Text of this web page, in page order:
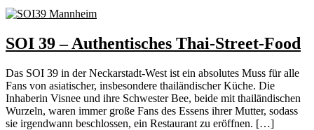
SOI 39 – Authentisches Thai-Street-Food
Das SOI 39 in der Neckarstadt-West ist ein absolutes Muss für alle
Fans von asiatischer, insbesondere thailändischer Küche. Die
Inhaberin Visnee und ihre Schwester Bee, beide mit thailändischen
Wurzeln, waren immer große Fans des Essens ihrer Mutter, sodass
sie irgendwann beschlossen, ein Restaurant zu eröffnen. […]